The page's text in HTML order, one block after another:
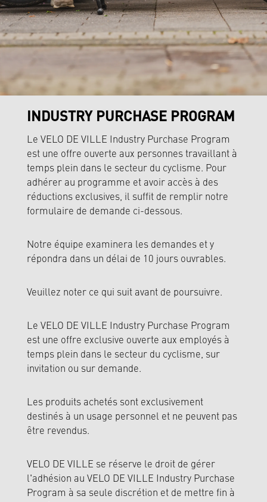
INDUSTRY PURCHASE PROGRAM
Le VELO DE VILLE Industry Purchase Program
est une offre ouverte aux personnes travaillant à
temps plein dans le secteur du cyclisme. Pour
adhérer au programme et avoir accès à des
réductions exclusives, il suffit de remplir notre
formulaire de demande ci-dessous.
Notre équipe examinera les demandes et y
répondra dans un délai de 10 jours ouvrables.
Veuillez noter ce qui suit avant de poursuivre.
Le VELO DE VILLE Industry Purchase Program
est une offre exclusive ouverte aux employés à
temps plein dans le secteur du cyclisme, sur
invitation ou sur demande.
Les produits achetés sont exclusivement
destinés à un usage personnel et ne peuvent pas
être revendus.
VELO DE VILLE se réserve le droit de gérer
l'adhésion au VELO DE VILLE Industry Purchase
Program à sa seule discrétion et de mettre fin à